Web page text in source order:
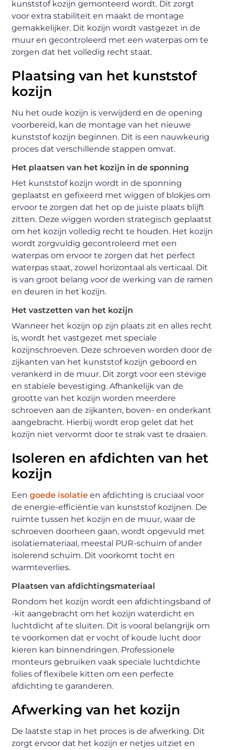
kunststof kozijn gemonteerd wordt. Dit zorgt
voor extra stabiliteit en maakt de montage
gemakkelijker. Dit kozijn wordt vastgezet in de
muur en gecontroleerd met een waterpas om te
zorgen dat het volledig recht staat.
Plaatsing van het kunststof
kozijn
Nu het oude kozijn is verwijderd en de opening
voorbereid, kan de montage van het nieuwe
kunststof kozijn beginnen. Dit is een nauwkeurig
proces dat verschillende stappen omvat.
Het plaatsen van het kozijn in de sponning
Het kunststof kozijn wordt in de sponning
geplaatst en gefixeerd met wiggen of blokjes om
ervoor te zorgen dat het op de juiste plaats blijft
zitten. Deze wiggen worden strategisch geplaatst
om het kozijn volledig recht te houden. Het kozijn
wordt zorgvuldig gecontroleerd met een
waterpas om ervoor te zorgen dat het perfect
waterpas staat, zowel horizontaal als verticaal. Dit
is van groot belang voor de werking van de ramen
en deuren in het kozijn.
Het vastzetten van het kozijn
Wanneer het kozijn op zijn plaats zit en alles recht
is, wordt het vastgezet met speciale
kozijnschroeven. Deze schroeven worden door de
zijkanten van het kunststof kozijn geboord en
verankerd in de muur. Dit zorgt voor een stevige
en stabiele bevestiging. Afhankelijk van de
grootte van het kozijn worden meerdere
schroeven aan de zijkanten, boven- en onderkant
aangebracht. Hierbij wordt erop gelet dat het
kozijn niet vervormt door te strak vast te draaien.
Isoleren en afdichten van het
kozijn
Eengoede isolatie en afdichting is cruciaal voor
de energie-efficiëntie van kunststof kozijnen. De
ruimte tussen het kozijn en de muur, waar de
schroeven doorheen gaan, wordt opgevuld met
isolatiemateriaal, meestal PUR-schuim of ander
isolerend schuim. Dit voorkomt tocht en
warmteverlies.
Plaatsen van afdichtingsmateriaal
Rondom het kozijn wordt een afdichtingsband of
-kit aangebracht om het kozijn waterdicht en
luchtdicht af te sluiten. Dit is vooral belangrijk om
te voorkomen dat er vocht of koude lucht door
kieren kan binnendringen. Professionele
monteurs gebruiken vaak speciale luchtdichte
folies of flexibele kitten om een perfecte
afdichting te garanderen.
Afwerking van het kozijn
De laatste stap in het proces is de afwerking. Dit
zorgt ervoor dat het kozijn er netjes uitziet en